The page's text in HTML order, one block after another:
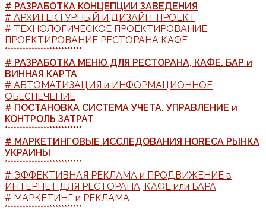
# РАЗРАБОТКА КОНЦЕПЦИИ ЗАВЕДЕНИЯ
# АРХИТЕКТУРНЫЙ И ДИЗАЙН-ПРОЕКТ
# ТЕХНОЛОГИЧЕСКОЕ ПРОЕКТИРОВАНИЕ.
ПРОЕКТИРОВАНИЕ РЕСТОРАНА КАФЕ
**************************
# РАЗРАБОТКА МЕНЮ ДЛЯ РЕСТОРАНА, КАФЕ. БАР и
ВИННАЯ КАРТА
# АВТОМАТИЗАЦИЯ и ИНФОРМАЦИОННОЕ
ОБЕСПЕЧЕНИЕ
# ПОСТАНОВКА СИСТЕМА УЧЕТА. УПРАВЛЕНИЕ и
КОНТРОЛЬ ЗАТРАТ
**************************
# МАРКЕТИНГОВЫЕ ИССЛЕДОВАНИЯ HORECA РЫНКА
УКРАИНЫ
**************************
# ЭФФЕКТИВНАЯ РЕКЛАМА и ПРОДВИЖЕНИЕ в
ИНТЕРНЕТ ДЛЯ РЕСТОРАНА, КАФЕ или БАРА
# МАРКЕТИНГ и РЕКЛАМА